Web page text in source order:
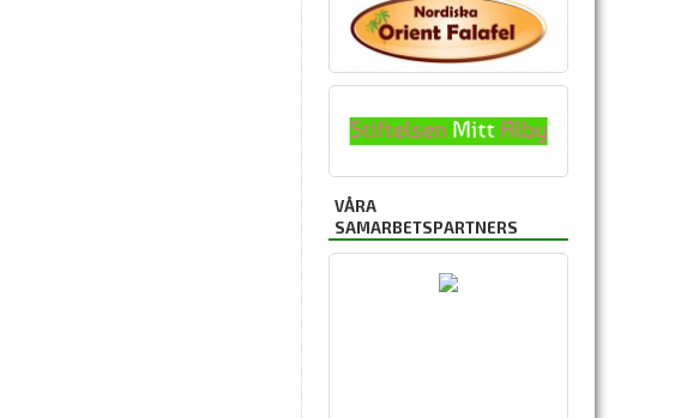
VÅRA
SAMARBETSPARTNERS